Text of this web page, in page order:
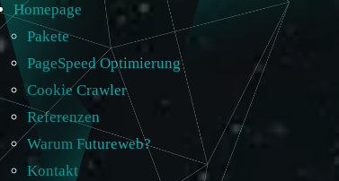
Homepage
Pakete
PageSpeed Optimierung
Cookie Crawler
Referenzen
Warum Futureweb?
Kontakt